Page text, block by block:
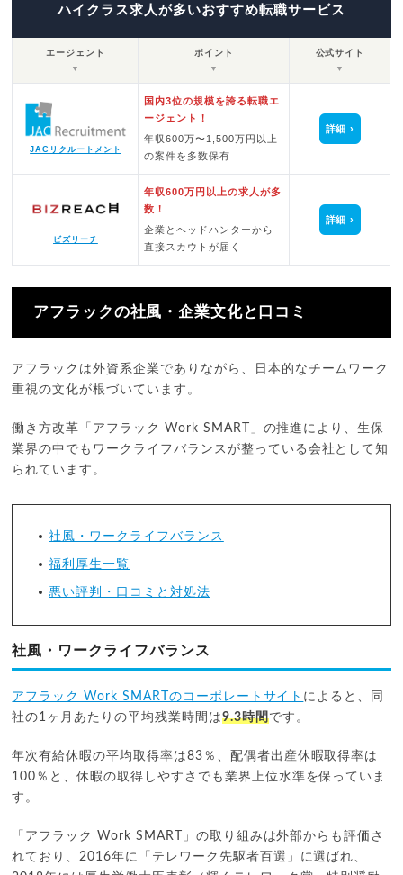
ハイクラス求人が多いおすすめ転職サービス
エージェント
▼
ポイント
▼
公式サイト
▼
JACリクルートメント
国内3位の規模を誇る転職エ
ージェント！
年収600万〜1,500万円以上
の案件を多数保有
詳細
ビズリーチ
年収600万円以上の求人が多
数！
企業とヘッドハンターから
直接スカウトが届く
詳細
アフラックの社風・企業文化と口コミ
アフラックは外資系企業でありながら、日本的なチームワーク
重視の文化が根づいています。
働き方改革「アフラック Work SMART」の推進により、生保
業界の中でもワークライフバランスが整っている会社として知
られています。
社風・ワークライフバランス
福利厚生一覧
悪い評判・口コミと対処法
社風・ワークライフバランス
アフラック Work SMARTのコーポレートサイト によると、同
社の1ヶ月あたりの平均残業時間は9.3時間です。
年次有給休暇の平均取得率は83％、配偶者出産休暇取得率は
100％と、休暇の取得しやすさでも業界上位水準を保っていま
す。
「アフラック Work SMART」の取り組みは外部からも評価さ
れており、2016年に「テレワーク先駆者百選」に選ばれ、